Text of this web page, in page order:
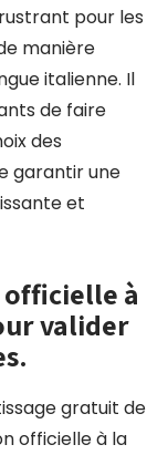
pour les
manière
italienne. Il
de faire
des
garantir une
et
à
valider
gratuit de
officielle à la